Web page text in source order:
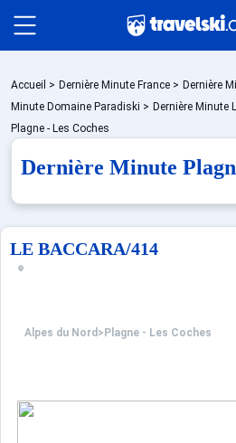
Packages
Sites CSE & Groupes
Accueil > Dernière Minute France > Dernière
Minute Domaine Paradiski > Dernière Minute
Plagne - Les Coches
Dernière Minute
LE BACCARA/414
Alpes du Nord > Plagne - Les Coches